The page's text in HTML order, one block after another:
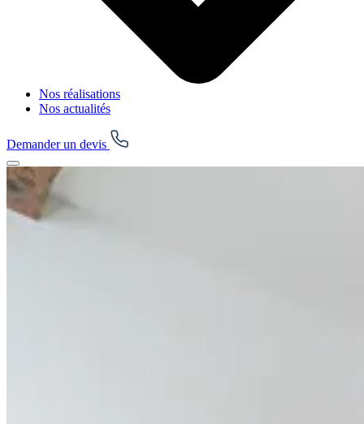
Nos réalisations
Nos actualités
Demander un devis